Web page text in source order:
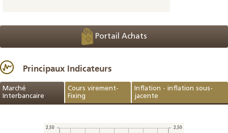
Portail Achats
Principaux Indicateurs
Marché
Interbancaire
Cours virement-
Fixing
Inflation - inflation sous-
jacente